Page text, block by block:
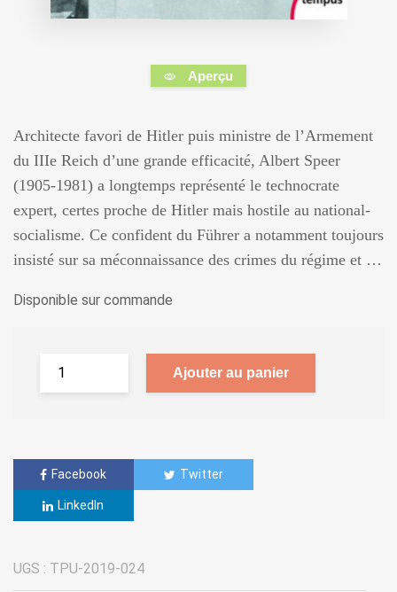
Aperçu
Architecte favori de Hitler puis ministre de l’Armement
du IIIe Reich d’une grande efficacité, Albert Speer
(1905-1981) a longtemps représenté le technocrate
expert, certes proche de Hitler mais hostile au national-
socialisme. Ce confident du Führer a notamment toujours
insisté sur sa méconnaissance des crimes du régime et …
Disponible sur commande
Ajouter au panier
Facebook Twitter
LinkedIn
UGS : TPU-2019-024